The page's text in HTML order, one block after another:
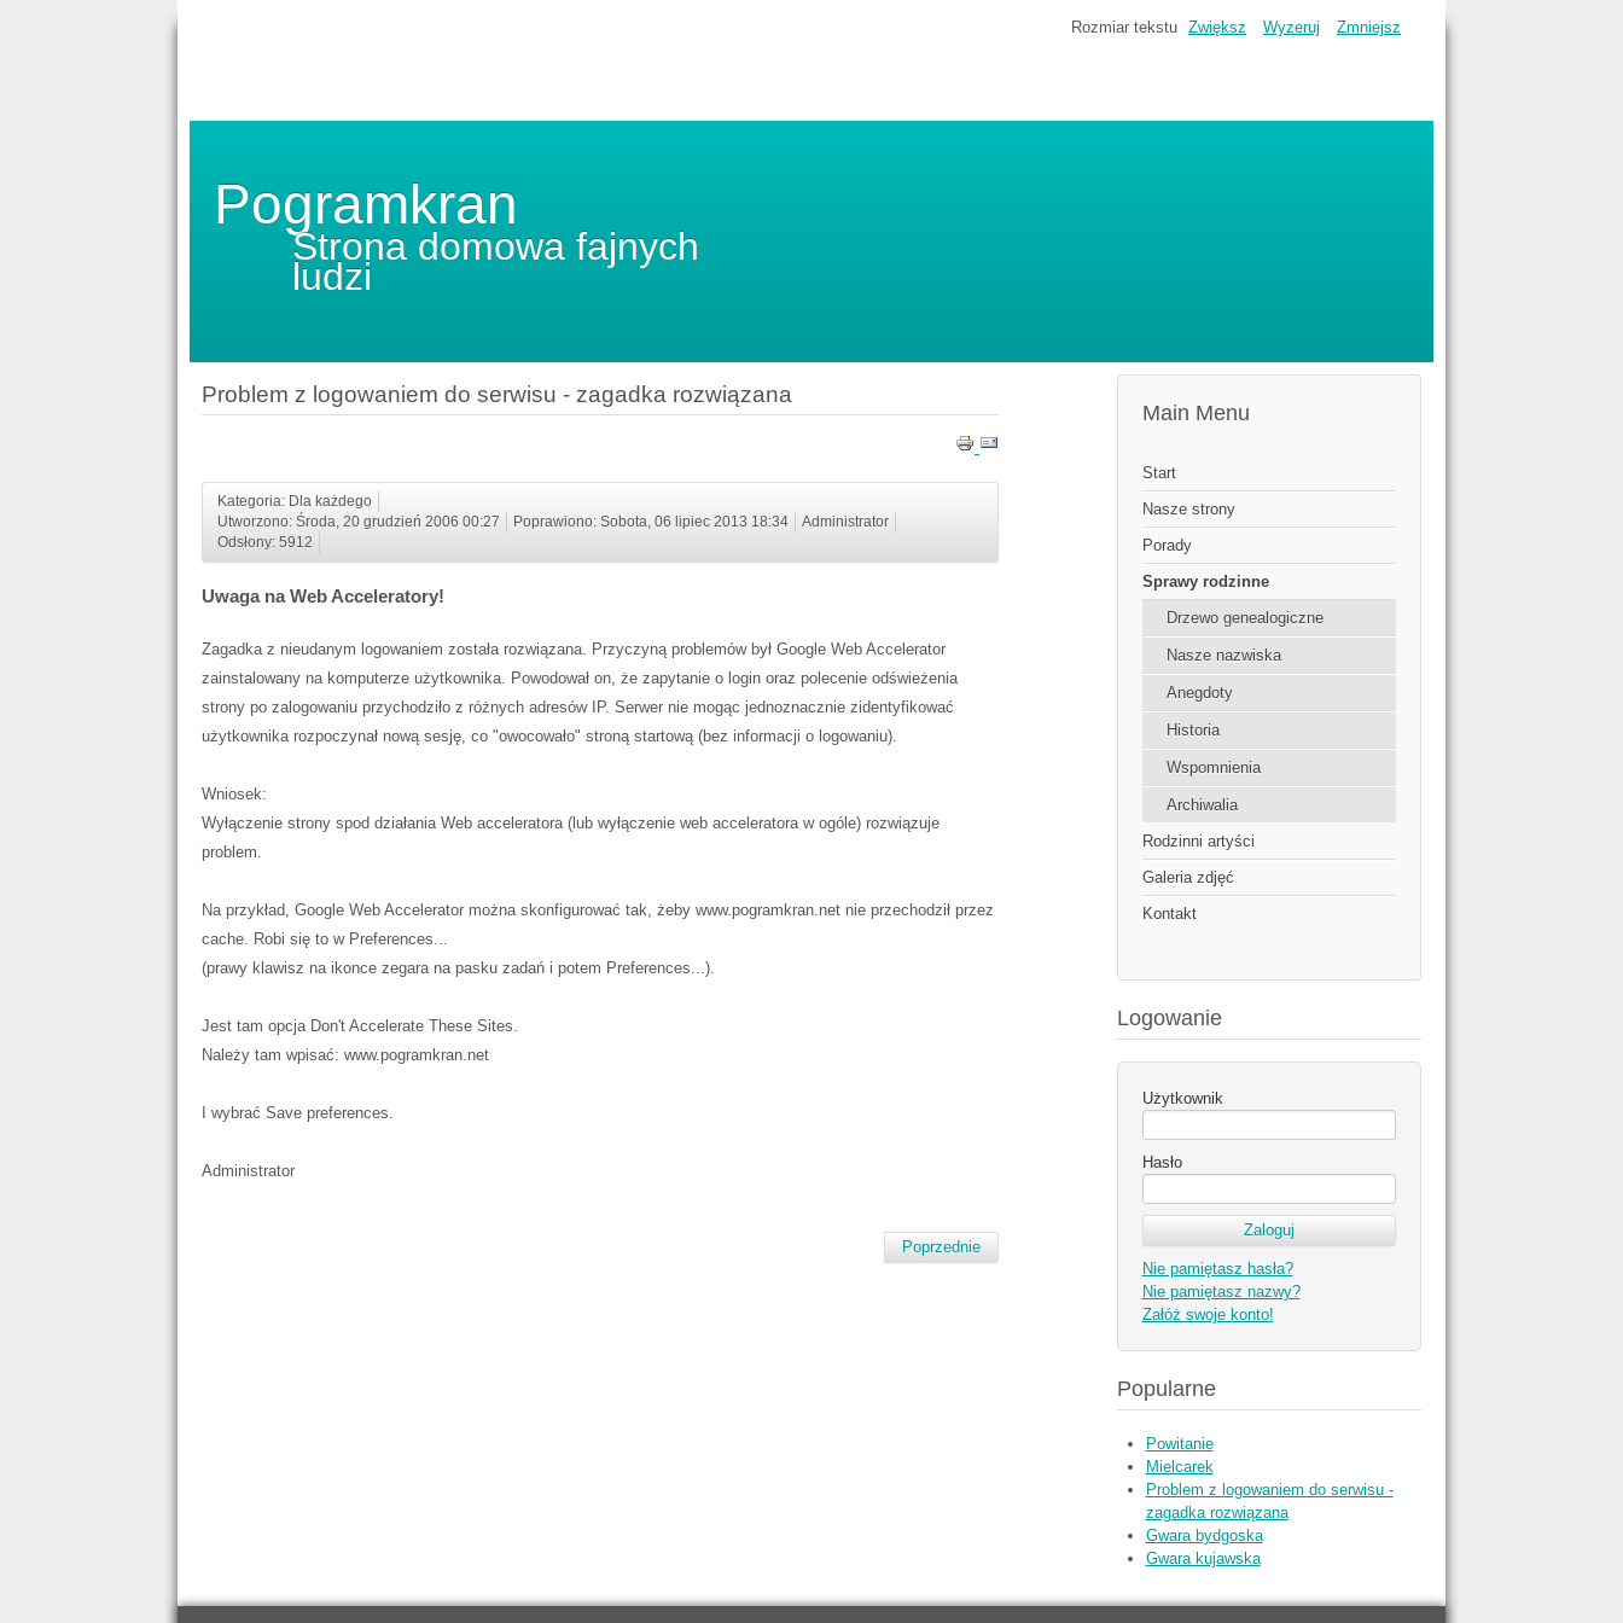
Pogramkran
Strona domowa fajnych
ludzi
Rozmiar tekstu Zwiększ Wyzeruj Zmniejsz
Problem z logowaniem do serwisu - zagadka rozwiązana
Kategoria: Dla każdego
Utworzono: Środa, 20 grudzień 2006 00:27
Poprawiono: Sobota, 06 lipiec 2013 18:34
Administrator
Odsłony: 5912
Uwaga na Web Acceleratory!
Zagadka z nieudanym logowaniem została rozwiązana. Przyczyną problemów był Google Web Accelerator
zainstalowany na komputerze użytkownika. Powodował on, że zapytanie o login oraz polecenie odświeżenia
strony po zalogowaniu przychodziło z różnych adresów IP. Serwer nie mogąc jednoznacznie zidentyfikować
użytkownika rozpoczynał nową sesję, co "owocowało" stroną startową (bez informacji o logowaniu).
Wniosek:
Wyłączenie strony spod działania Web acceleratora (lub wyłączenie web acceleratora w ogóle) rozwiązuje
problem.
Na przykład, Google Web Accelerator można skonfigurować tak, żeby www.pogramkran.net nie przechodził przez
cache. Robi się to w Preferences...
(prawy klawisz na ikonce zegara na pasku zadań i potem Preferences...).
Jest tam opcja Don't Accelerate These Sites.
Należy tam wpisać: www.pogramkran.net
I wybrać Save preferences.
Administrator
Poprzednie
Main Menu
Start
Nasze strony
Porady
Sprawy rodzinne
Drzewo genealogiczne
Nasze nazwiska
Anegdoty
Historia
Wspomnienia
Archiwalia
Rodzinni artyści
Galeria zdjęć
Kontakt
Logowanie
Użytkownik
Hasło
Nie pamiętasz hasła?
Nie pamiętasz nazwy?
Załóż swoje konto!
Popularne
Powitanie
Mielcarek
Problem z logowaniem do serwisu -
zagadka rozwiązana
Gwara bydgoska
Gwara kujawska